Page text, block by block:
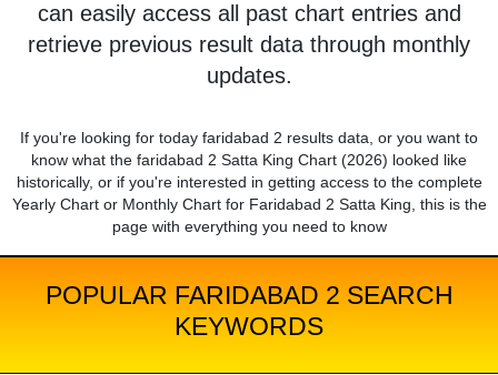
can easily access all past chart entries and
retrieve previous result data through monthly
updates.
If you're looking for today faridabad 2 results data, or you want to
know what the faridabad 2 Satta King Chart (2026) looked like
historically, or if you're interested in getting access to the complete
Yearly Chart or Monthly Chart for Faridabad 2 Satta King, this is the
page with everything you need to know
POPULAR FARIDABAD 2 SEARCH
KEYWORDS